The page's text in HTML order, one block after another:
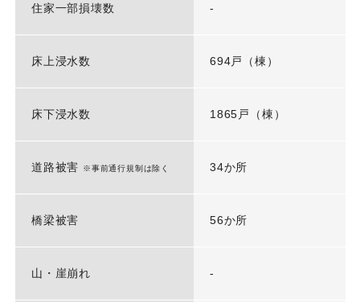
住家一部損壊数 -
床上浸水数 694戸（棟）
床下浸水数 1865戸（棟）
道路被害 ※事前通行規制は除く 34か所
橋梁被害 56か所
山・崖崩れ -